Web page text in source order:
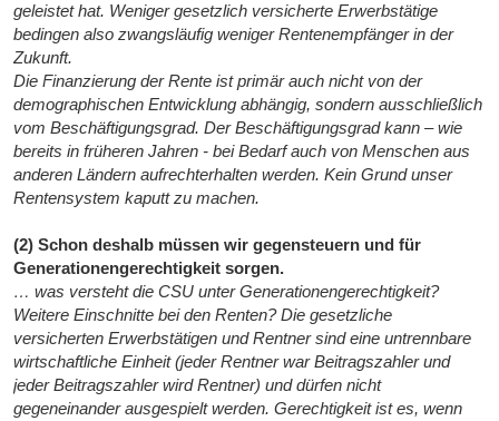
geleistet hat. Weniger gesetzlich versicherte Erwerbstätige
bedingen also zwangsläufig weniger Rentenempfänger in der
Zukunft.
Die Finanzierung der Rente ist primär auch nicht von der
demographischen Entwicklung abhängig, sondern ausschließlich
vom Beschäftigungsgrad. Der Beschäftigungsgrad kann – wie
bereits in früheren Jahren - bei Bedarf auch von Menschen aus
anderen Ländern aufrechterhalten werden. Kein Grund unser
Rentensystem kaputt zu machen.
(2) Schon deshalb müssen wir gegensteuern und für
Generationengerechtigkeit sorgen.
… was versteht die CSU unter Generationengerechtigkeit?
Weitere Einschnitte bei den Renten? Die gesetzliche
versicherten Erwerbstätigen und Rentner sind eine untrennbare
wirtschaftliche Einheit (jeder Rentner war Beitragszahler und
jeder Beitragszahler wird Rentner) und dürfen nicht
gegeneinander ausgespielt werden. Gerechtigkeit ist es, wenn